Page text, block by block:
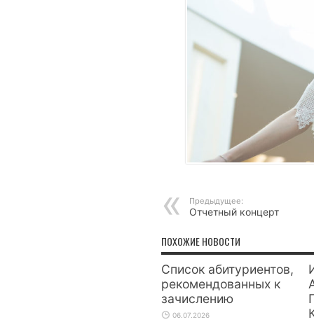
Предыдущее:
Отчетный концерт
ПОХОЖИЕ НОВОСТИ
Список абитуриентов,
рекомендованных к
зачислению
06.07.2026